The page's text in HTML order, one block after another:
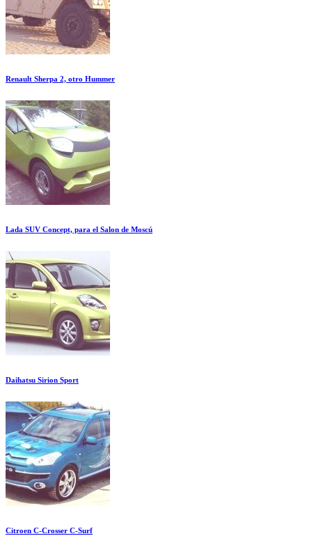
Renault Sherpa 2, otro Hummer
Lada SUV Concept, para el Salon de Moscú
Daihatsu Sirion Sport
Citroen C-Crosser C-Surf